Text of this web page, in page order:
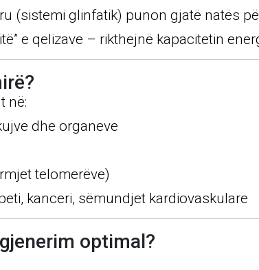
(sistemi glinfatik) punon gjatë natës
e qelizave – rikthejnë kapacitetin
në:
dhe organeve
telomerëve)
kanceri, sëmundjet kardiovaskulare
optimal?